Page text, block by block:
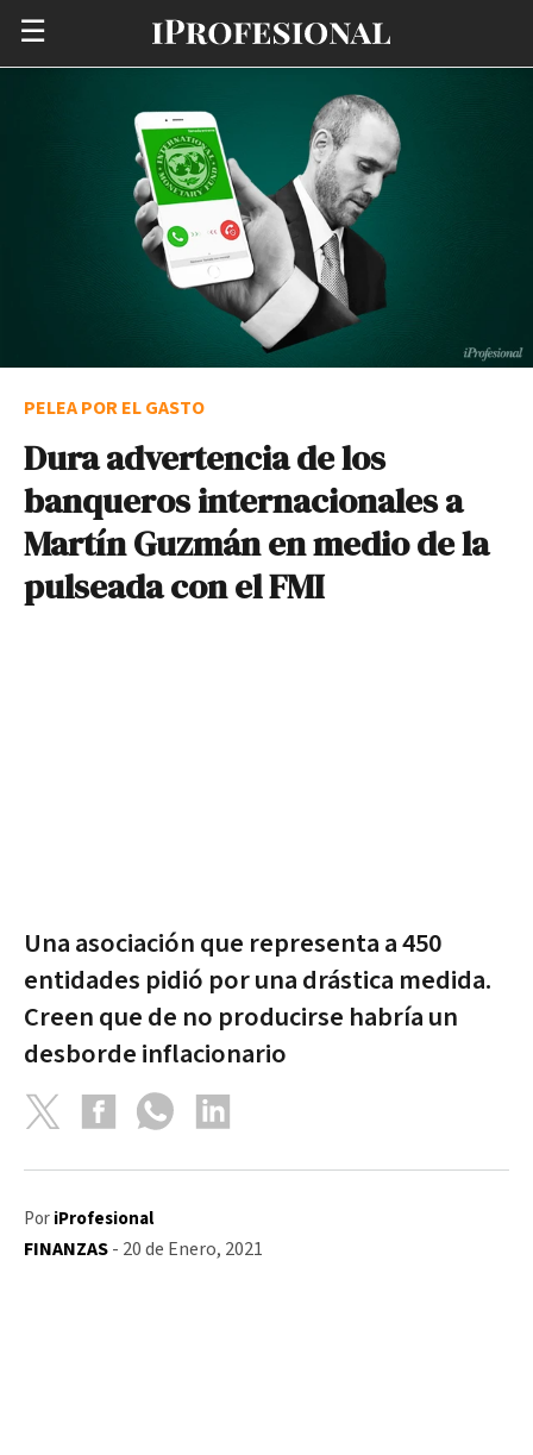
☰
PELEA POR EL GASTO
Dura advertencia de los
banqueros internacionales a
Martín Guzmán en medio de la
pulseada con el FMI
Una asociación que representa a 450
entidades pidió por una drástica medida.
Creen que de no producirse habría un
desborde inflacionario
Por iProfesional
FINANZAS- 20 de Enero, 2021